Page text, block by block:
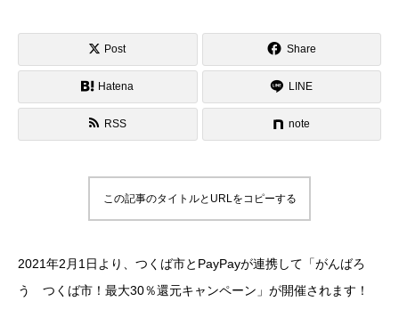
Post Share
Hatena LINE
RSS note
この記事のタイトルとURLをコピーする
2021年2月1日より、つくば市とPayPayが連携して「がんばろ
う つくば市！最大30％還元キャンペーン」が開催されます！